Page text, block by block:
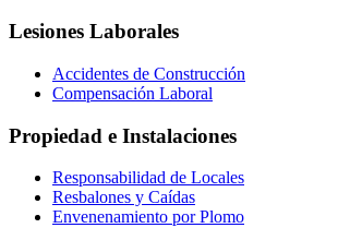
Lesiones Laborales
Accidentes de Construcción
Compensación Laboral
Propiedad e Instalaciones
Responsabilidad de Locales
Resbalones y Caídas
Envenenamiento por Plomo